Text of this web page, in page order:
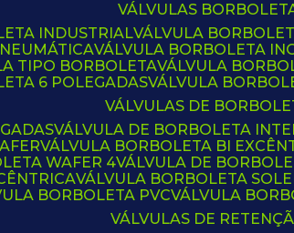
VÁLVULAS
INDUSTRIAL VÁLVULA
VÁLVULA BORBOLETA
TIPO BORBOLETA VÁLVULA
6 POLEGADAS VÁLVULA
VÁLVULAS DE
VÁLVULA DE BORBOLETA
VÁLVULA BORBOLETA BI
WAFER 4 VÁLVULA DE
VÁLVULA BORBOLETA
BORBOLETA PVC VÁLVULA
VÁLVULAS DE